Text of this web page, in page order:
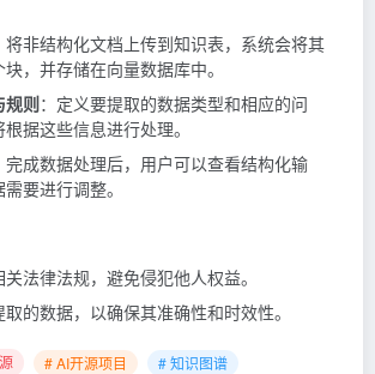
将非结构化文档上传到知识表，系统会将其
，并存储在向量数据库中。
规则：定义要提取的数据类型和相应的问
据这些信息进行处理。
完成数据处理后，用户可以查看结构化输
要进行调整。
法律法规，避免侵犯他人权益。
的数据，以确保其准确性和时效性。
# AI开源项目 # 知识图谱